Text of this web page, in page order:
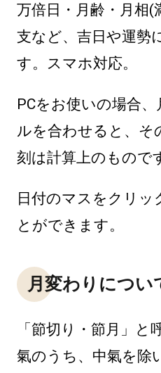
万倍日・月齢・月相(
支など、吉日や運勢
す。スマホ対応。
PCをお使いの場合
ルを合わせると、そ
刻は計算上のもので
日付のマスをクリ
とができます。
月変わりについ
「節切り・節月」
氣のうち、中氣を除